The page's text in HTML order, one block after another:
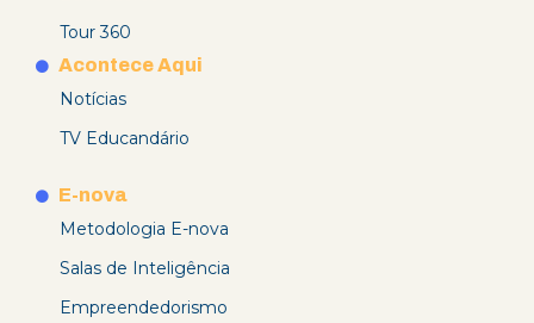
Tour 360
Acontece Aqui
Notícias
TV Educandário
E-nova
Metodologia E-nova
Salas de Inteligência
Empreendedorismo